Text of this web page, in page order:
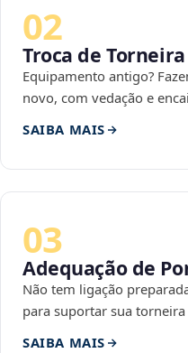
02
Troca de
Equipamento antigo?
novo, com vedação e
SAIBA MAIS
03
Adequação de
Não tem ligação
para suportar sua torneira
SAIBA MAIS